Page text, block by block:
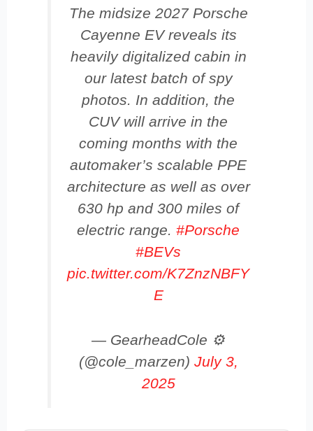
The midsize 2027 Porsche
Cayenne EV reveals its
heavily digitalized cabin in
our latest batch of spy
photos. In addition, the
CUV will arrive in the
coming months with the
automaker’s scalable PPE
architecture as well as over
630 hp and 300 miles of
electric range. #Porsche
#BEVs
pic.twitter.com/K7ZnzNBFY
E
— GearheadCole ⚙️
(@cole_marzen) July 3,
2025